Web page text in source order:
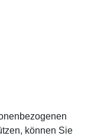
können Sie